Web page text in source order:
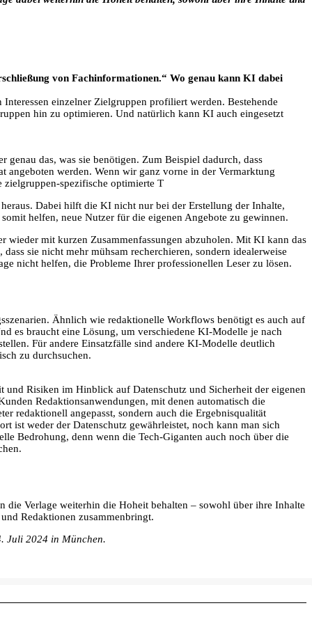
von Fachinformationen.“ Wo genau kann KI dabei
einzelner Zielgruppen profiliert werden. Bestehende
hin zu optimieren. Und natürlich kann KI auch eingesetzt
genau das, was sie benötigen. Zum Beispiel dadurch, dass
angeboten werden. Wenn wir ganz vorne in der Vermarktung
spezifische optimierte T
Dabei hilft die KI nicht nur bei der Erstellung der Inhalte,
helfen, neue Nutzer für die eigenen Angebote zu gewinnen.
wieder mit kurzen Zusammenfassungen abzuholen. Mit KI kann das
sie nicht mehr mühsam recherchieren, sondern idealerweise
nicht helfen, die Probleme Ihrer professionellen Leser zu lösen.
Ähnlich wie redaktionelle Workflows benötigt es auch auf
es braucht eine Lösung, um verschiedene KI-Modelle je nach
Für andere Einsatzfälle sind andere KI-Modelle deutlich
zu durchsuchen.
Risiken im Hinblick auf Datenschutz und Sicherheit der eigenen
Redaktionsanwendungen, mit denen automatisch die
redaktionell angepasst, sondern auch die Ergebnisqualität
ist weder der Datenschutz gewährleistet, noch kann man sich
Bedrohung, denn wenn die Tech-Giganten auch noch über die
die Verlage weiterhin die Hoheit behalten – sowohl über ihre Inhalte
Redaktionen zusammenbringt.
Juli 2024 in München.